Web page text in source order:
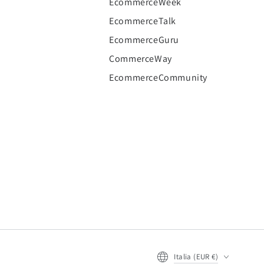
EcommerceTalk
EcommerceGuru
CommerceWay
EcommerceCommunity
Italia (EUR €)